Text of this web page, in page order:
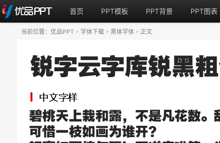
首页 PPT模板 PPT背景 PPT图表
当前位置： 优品PPT > 字体下载 > 黑体字体 > 正文